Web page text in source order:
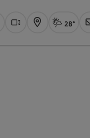
Webcams
Karte
28°